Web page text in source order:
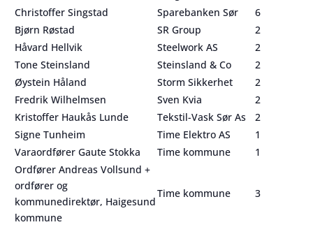
Christoffer Singstad
Sparebanken Sør
6
Bjørn Røstad
SR Group
2
Håvard Hellvik
Steelwork AS
2
Tone Steinsland
Steinsland & Co
2
Øystein Håland
Storm Sikkerhet
2
Fredrik Wilhelmsen
Sven Kvia
2
Kristoffer Haukås Lunde
Tekstil-Vask Sør As
2
Signe Tunheim
Time Elektro AS
1
Varaordfører Gaute Stokka
Time kommune
1
Ordfører Andreas Vollsund +
ordfører og
kommunedirektør, Haigesund
kommune
Time kommune 3